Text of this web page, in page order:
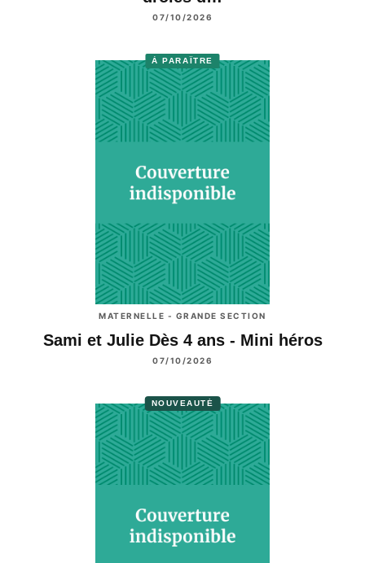
07/10/2026
À PARAÎTRE
MATERNELLE - GRANDE SECTION
Sami et Julie Dès 4 ans - Mini héros
07/10/2026
NOUVEAUTÉ